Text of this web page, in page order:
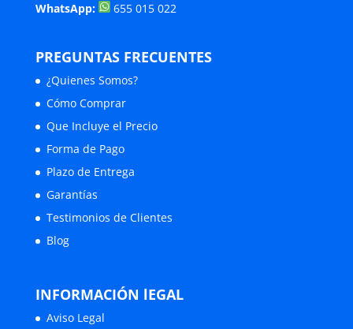
WhatsApp:
655 015 022
PREGUNTAS FRECUENTES
¿Quienes Somos?
Cómo Comprar
Que Incluye el Precio
Forma de Pago
Plazo de Entrega
Garantías
Testimonios de Clientes
Blog
INFORMACIÓN lEGAL
Aviso Legal